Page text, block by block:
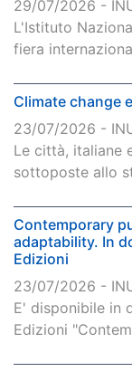
29/07/2026 -
L'Istituto
fiera
Climate change
23/07/2026 -
Le città, italiane
sottoposte allo
Contemporary
adaptability. In
Edizioni
23/07/2026 -
E' disponibile in
Edizioni